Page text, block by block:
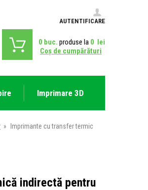
AUTENTIFICARE
0 buc. produse la 0 lei
Coş de cumpărături
Imprimare 3D
» Imprimante cu transfer termic
indirectă pentru